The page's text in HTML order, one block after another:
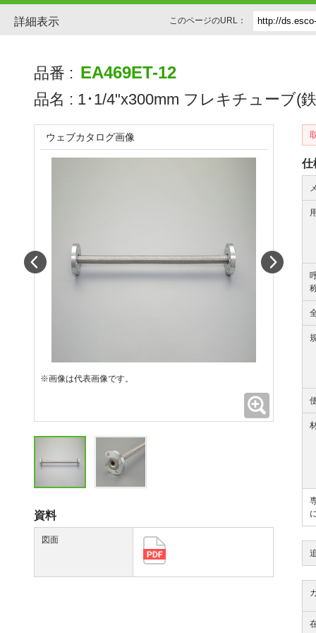
詳細表示 このページのURL：
品番 : EA469ET-12
品名 : 1･1/4"x300mm フレキチューブ(
仕
ウェブカタログ画像
※画像は代表画像です。
資料
図面